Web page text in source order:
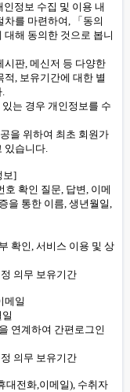
정보 수집 및 이용 내
를 마련하여, 「동의
해 동의한 것으로 봅니
시판, 메신저 등 다양한
, 보유기간에 대한 별
.
는 경우 개인정보를 수
을 위하여 최초 회원가
있습니다.
보]
확인 질문, 답변, 이메
을 통한 이름, 생년월일,
확인, 서비스 이용 및 상
의무 보유기간
메일
연계하여 간편로그인
의무 보유기간
대전화,이메일), 수취자